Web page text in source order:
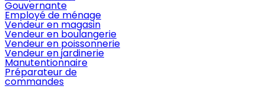
Gouvernante
Employé de ménage
Vendeur en magasin
Vendeur en boulangerie
Vendeur en poissonnerie
Vendeur en jardinerie
Manutentionnaire
Préparateur de
commandes